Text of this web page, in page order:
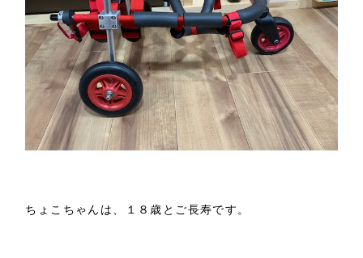
ちょこちゃんは、１８歳とご長寿です。